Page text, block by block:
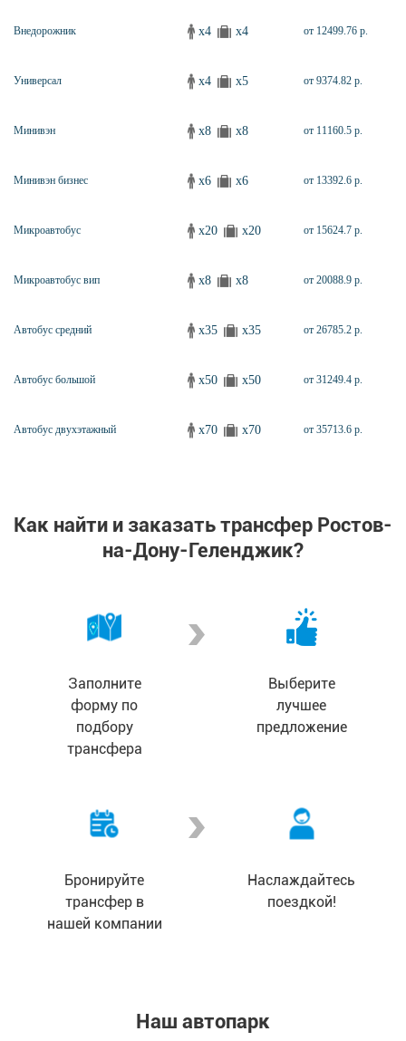
Внедорожник x4 x4 от 12499.76 р.
Универсал x4 x5 от 9374.82 р.
Минивэн x8 x8 от 11160.5 р.
Минивэн бизнес x6 x6 от 13392.6 р.
Микроавтобус x20 x20 от 15624.7 р.
Микроавтобус вип x8 x8 от 20088.9 р.
Автобус средний x35 x35 от 26785.2 р.
Автобус большой x50 x50 от 31249.4 р.
Автобус двухэтажный x70 x70 от 35713.6 р.
Как найти и заказать трансфер Ростов-
на-Дону-Геленджик?
Заполните
форму по
подбору
трансфера
Выберите
лучшее
предложение
Бронируйте
трансфер в
нашей компании
Наслаждайтесь
поездкой!
Наш автопарк